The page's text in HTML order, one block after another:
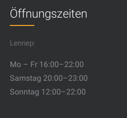
Öffnungszeiten
Lennep:
Mo – Fr 16:00–22:00
Samstag 20:00–23:00
Sonntag 12:00–22:00